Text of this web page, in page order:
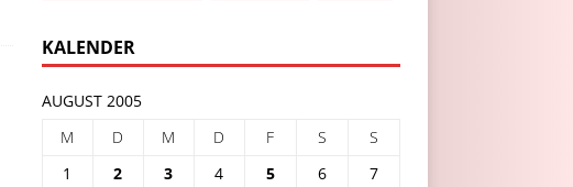
KALENDER
AUGUST 2005
M
D M D F S
S
1
2 3 4 5 6
7